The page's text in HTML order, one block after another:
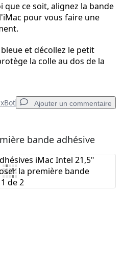
que ce soit, alignez la bande
pour vous faire une
et décollez le petit
la colle au dos de la
Ajouter un commentaire
commentaire
bande adhésive